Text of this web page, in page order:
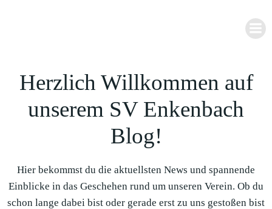
Herzlich Willkommen auf
unserem SV Enkenbach
Blog!
Hier bekommst du die aktuellsten News und spannende
Einblicke in das Geschehen rund um unseren Verein. Ob du
schon lange dabei bist oder gerade erst zu uns gestoßen bist